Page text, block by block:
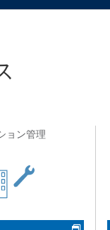
ョン管理